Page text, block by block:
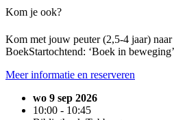
Kom je ook?
Kom met jouw peuter (2,5-4 jaar)
BoekStartochtend: ‘Boek in
Meer informatie en reserveren
wo 9 sep 2026
10:00 - 10:45